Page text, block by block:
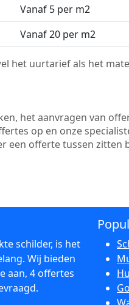
Vanaf 5 per m2
Vanaf 20 per m2
het uurtarief als het
het aanvragen van
op en onze
een offerte tussen zitten
schilder, is het
Wij bieden
aan, 4 offertes